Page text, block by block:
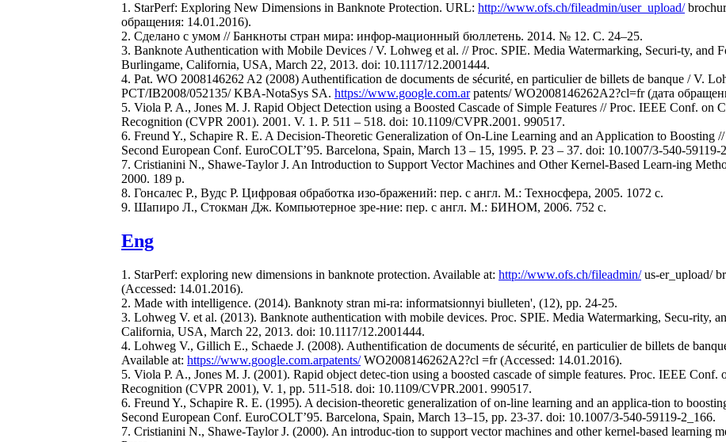
1. StarPerf: Exploring New Dimensions in Banknote Protection. URL: http://www.ofs.ch/fileadmin/user_upload/
обращения: 14.01.2016).
2. Сделано с умом // Банкноты стран мира: инфор-мационный бюллетень. 2014. № 12. С. 24–25.
3. Banknote Authentication with Mobile Devices / V. Lohweg et al. // Proc. SPIE. Media Watermarking, Securi-ty, and
Burlingame, California, USA, March 22, 2013. doi: 10.1117/12.2001444.
4. Pat. WO 2008146262 A2 (2008) Authentification de documents de sécurité, en particulier de billets de banque / V.
PCT/IB2008/052135/ KBA-NotaSys SA. https://www.google.com.arpatents/ WO2008146262A2?cl=fr (дата
5. Viola P. A., Jones M. J. Rapid Object Detection using a Boosted Cascade of Simple Features // Proc. IEEE Conf. on
Recognition (CVPR 2001). 2001. V. 1. P. 511 – 518. doi: 10.1109/CVPR.2001. 990517.
6. Freund Y., Schapire R. E. A Decision-Theoretic Generalization of On-Line Learning and an Application to Boosting
Second European Conf. EuroCOLT’95. Barcelona, Spain, March 13 – 15, 1995. P. 23 – 37. doi: 10.1007/3-540-59119-
7. Cristianini N., Shawe-Taylor J. An Introduction to Support Vector Machines and Other Kernel-Based Learn-ing
2000. 189 p.
8. Гонсалес Р., Вудс Р. Цифровая обработка изо-бражений: пер. с англ. M.: Техносфера, 2005. 1072 с.
9. Шапиро Л., Стокман Дж. Компьютерное зре-ние: пер. с англ. М.: БИНОМ, 2006. 752 с.
Eng
1. StarPerf: exploring new dimensions in banknote protection. Available at: http://www.ofs.ch/fileadmin/us-er_upload/
(Accessed: 14.01.2016).
2. Made with intelligence. (2014). Banknoty stran mi-ra: informatsionnyi biulleten', (12), pp. 24-25.
3. Lohweg V. et al. (2013). Banknote authentication with mobile devices. Proc. SPIE. Media Watermarking, Secu-rity,
California, USA, March 22, 2013. doi: 10.1117/12.2001444.
4. Lohweg V., Gillich E., Schaede J. (2008). Authentification de documents de sécurité, en particulier de billets de
Available at: https://www.google.com.arpatents/WO2008146262A2?cl =fr (Accessed: 14.01.2016).
5. Viola P. A., Jones M. J. (2001). Rapid object detec-tion using a boosted cascade of simple features. Proc. IEEE Conf.
Recognition (CVPR 2001), V. 1, pp. 511-518. doi: 10.1109/CVPR.2001. 990517.
6. Freund Y., Schapire R. E. (1995). A decision-theoretic generalization of on-line learning and an applica-tion to
Second European Conf. EuroCOLT’95. Barcelona, Spain, March 13–15, pp. 23-37. doi: 10.1007/3-540-59119-2_166.
7. Cristianini N., Shawe-Taylor J. (2000). An introduc-tion to support vector machines and other kernel-based learning